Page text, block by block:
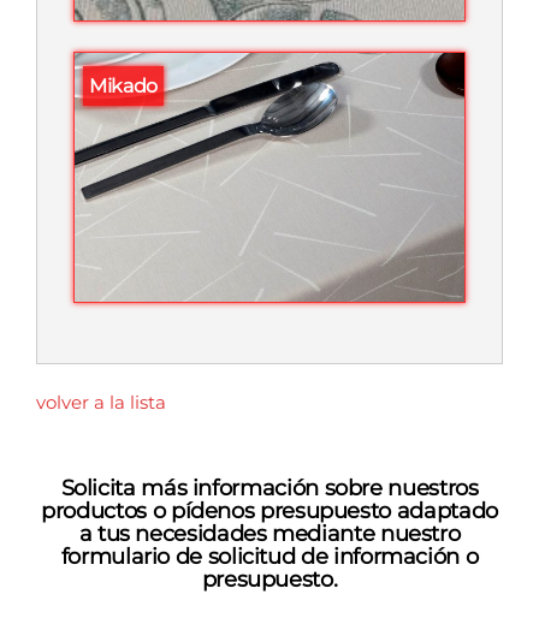
Mikado
volver a la lista
Solicita más información sobre nuestros
productos o pídenos presupuesto adaptado
a tus necesidades mediante nuestro
formulario de solicitud de información o
presupuesto.